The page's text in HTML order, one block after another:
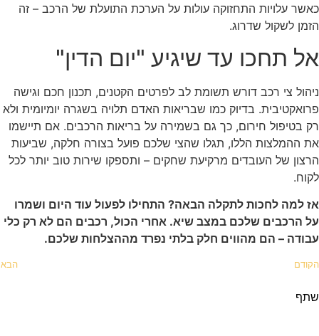
כאשר עלויות התחזוקה עולות על הערכת התועלת של הרכב – זה
הזמן לשקול שדרוג.
אל תחכו עד שיגיע "יום הדין"
ניהול צי רכב דורש תשומת לב לפרטים הקטנים, תכנון חכם וגישה
פרואקטיבית. בדיוק כמו שבריאות האדם תלויה בשגרה יומיומית ולא
רק בטיפול חירום, כך גם בשמירה על בריאות הרכבים. אם תיישמו
את ההמלצות הללו, תגלו שהצי שלכם פועל בצורה חלקה, שביעות
הרצון של העובדים מרקיעת שחקים – ותספקו שירות טוב יותר לכל
לקוח.
אז למה לחכות לתקלה הבאה? התחילו לפעול עוד היום ושמרו
על הרכבים שלכם במצב שיא. אחרי הכול, רכבים הם לא רק כלי
עבודה – הם מהווים חלק בלתי נפרד מההצלחות שלכם.
הקודם הבא
שתף